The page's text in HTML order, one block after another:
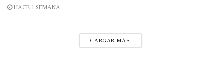
HACE 1 SEMANA
CARGAR MÁS